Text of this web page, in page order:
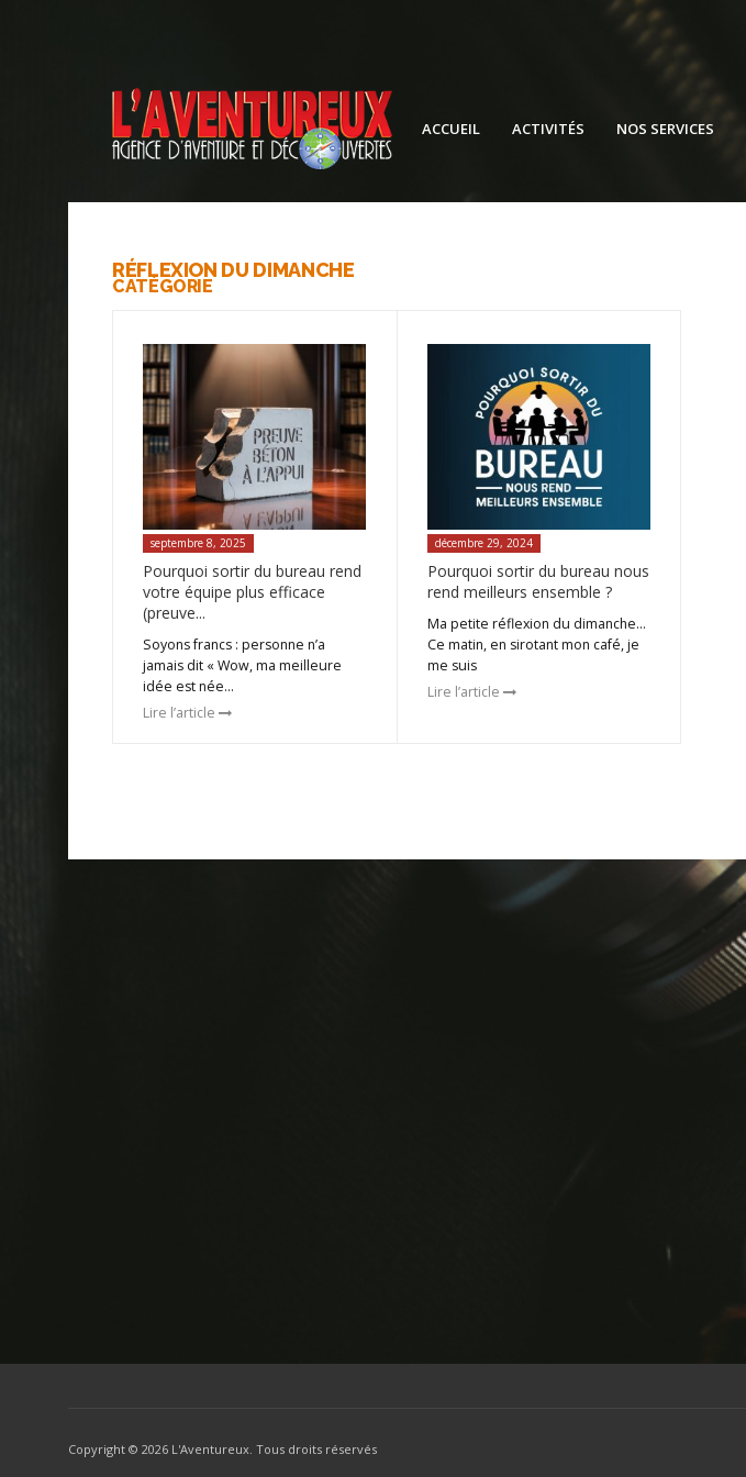
ACCUEIL ACTIVITÉS NOS SERVICES
RÉFLEXION DU DIMANCHE
CATÉGORIE
septembre 8, 2025
Pourquoi sortir du bureau rend
votre équipe plus efficace
(preuve...
Soyons francs : personne n’a
jamais dit « Wow, ma meilleure
idée est née…
Lire l’article
décembre 29, 2024
Pourquoi sortir du bureau nous
rend meilleurs ensemble ?
Ma petite réflexion du dimanche…
Ce matin, en sirotant mon café, je
me suis
Lire l’article
Copyright © 2026 L'Aventureux. Tous droits réservés